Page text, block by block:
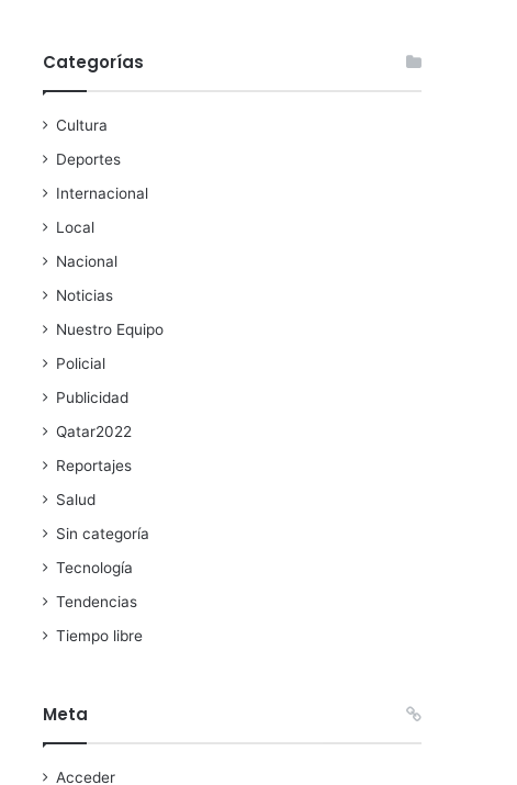
Categorías
Cultura
Deportes
Internacional
Local
Nacional
Noticias
Nuestro Equipo
Policial
Publicidad
Qatar2022
Reportajes
Salud
Sin categoría
Tecnología
Tendencias
Tiempo libre
Meta
Acceder